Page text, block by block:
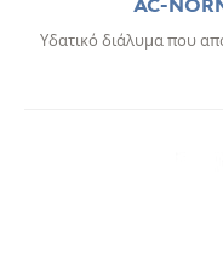
AC-
Υδατικό διάλυμα που